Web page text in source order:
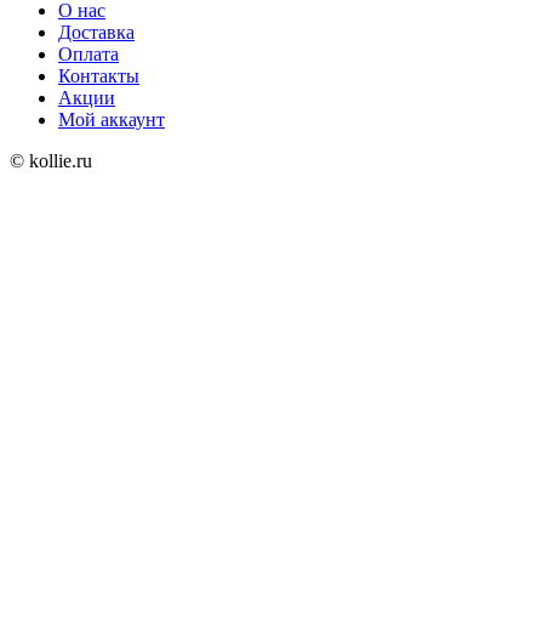
О нас
Доставка
Оплата
Контакты
Акции
Мой аккаунт
© kollie.ru